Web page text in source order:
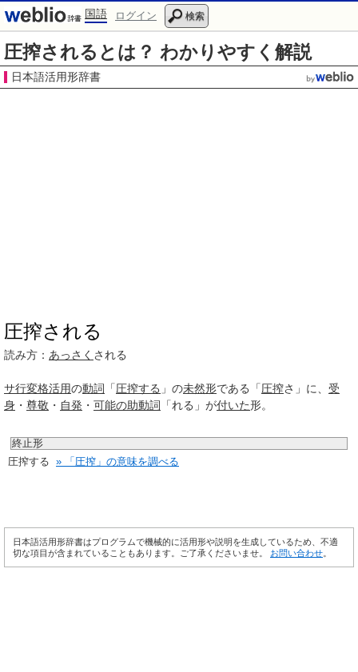
国語 ログイン 検索
圧搾されるとは？ わかりやすく解説
日本語活用形辞書
圧搾される
読み方： あっさく される
サ行変格活用の動詞 「圧搾する 」の未然形である「圧搾さ」に、 受
身 ・ 尊敬 ・ 自発 ・ 可能の助動詞 「れる」が付いた形。
終止形
圧搾する » 「圧搾」の意味を調べる
日本語活用形辞書はプログラムで機械的に活用形や説明を生成しているため、不適
切な項目が含まれていることもあります。ご了承くださいませ。 お問い合わせ